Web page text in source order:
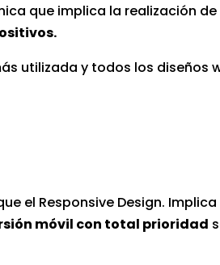
que implica la realización
utilizada y todos los diseños
el Responsive Design.
móvil con total prioridad